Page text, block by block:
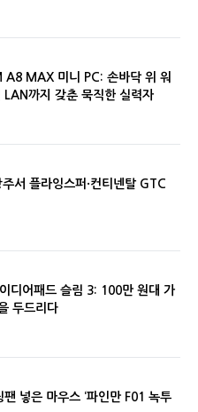
A8 MAX 미니 PC: 손바닥 위 워
LAN까지 갖춘 묵직한 실력자
서 플라잉스퍼·컨티넨탈 GTC
디어패드 슬림 3: 100만 원대 가
두드리다
넣은 마우스 ‘파인만 F01 녹투